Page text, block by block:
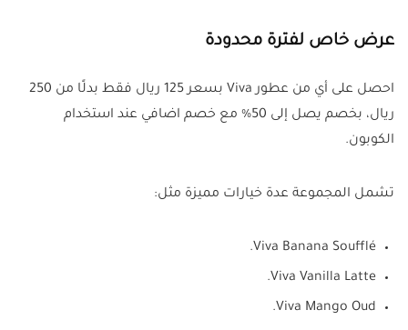
عرض خاص لفترة محدودة
احصل على أي من عطور Viva بسعر 125 ريال فقط بدلًا من 250
ريال، بخصم يصل إلى 50% مع خصم اضافي عند استخدام
الكوبون.
تشمل المجموعة عدة خيارات مميزة مثل:
Viva Banana Soufflé.
Viva Vanilla Latte.
Viva Mango Oud.